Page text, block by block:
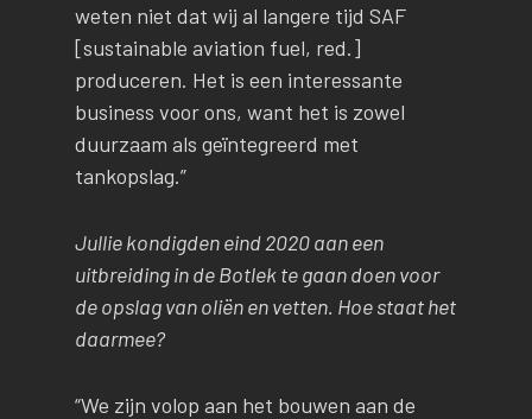
weten niet dat wij al langere tijd SAF
[sustainable aviation fuel, red.]
produceren. Het is een interessante
business voor ons, want het is zowel
duurzaam als geïntegreerd met
tankopslag.”
Jullie kondigden eind 2020 aan een
uitbreiding in de Botlek te gaan doen voor
de opslag van oliën en vetten. Hoe staat het
daarmee?
“We zijn volop aan het bouwen aan de